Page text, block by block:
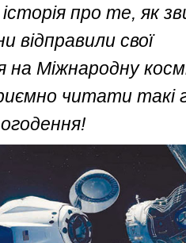
про те, як
відправили свої
на Міжнародну
читати такі